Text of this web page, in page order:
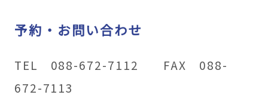
予約・お問い合わせ
TEL 088-672-7112 FAX 088-
672-7113